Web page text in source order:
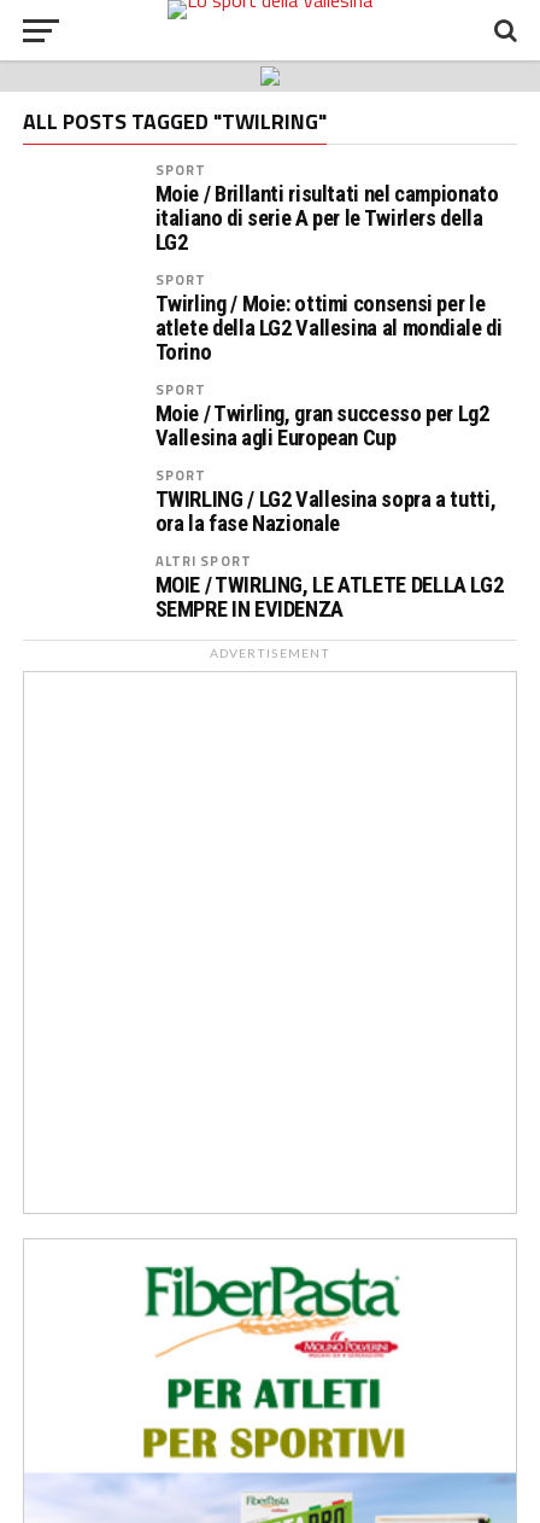
ALL POSTS TAGGED "TWILRING"
SPORT
Moie / Brillanti risultati nel campionato
italiano di serie A per le Twirlers della
LG2
SPORT
Twirling / Moie: ottimi consensi per le
atlete della LG2 Vallesina al mondiale di
Torino
SPORT
Moie / Twirling, gran successo per Lg2
Vallesina agli European Cup
SPORT
TWIRLING / LG2 Vallesina sopra a tutti,
ora la fase Nazionale
ALTRI SPORT
MOIE / TWIRLING, LE ATLETE DELLA LG2
SEMPRE IN EVIDENZA
ADVERTISEMENT